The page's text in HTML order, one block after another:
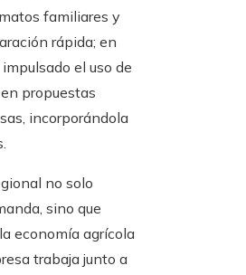
familiares y
rápida; en
el uso de
propuestas
incorporándola
no solo
sino que
economía agrícola
trabaja junto a